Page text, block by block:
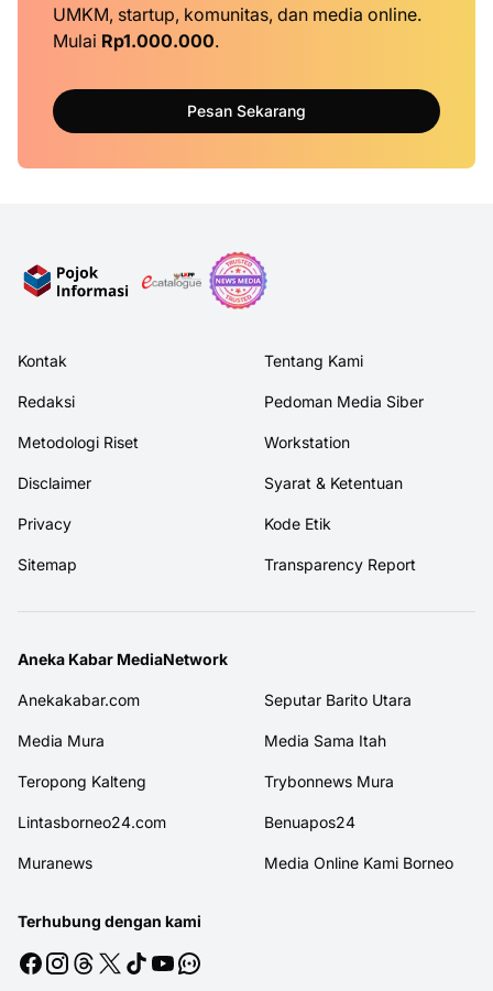
UMKM, startup, komunitas, dan media online.
Mulai Rp1.000.000.
Pesan Sekarang
Kontak Tentang Kami
Redaksi Pedoman Media Siber
Metodologi Riset Workstation
Disclaimer Syarat & Ketentuan
Privacy Kode Etik
Sitemap Transparency Report
Aneka Kabar MediaNetwork
Anekakabar.com Seputar Barito Utara
Media Mura Media Sama Itah
Teropong Kalteng Trybonnews Mura
Lintasborneo24.com Benuapos24
Muranews Media Online Kami Borneo
Terhubung dengan kami